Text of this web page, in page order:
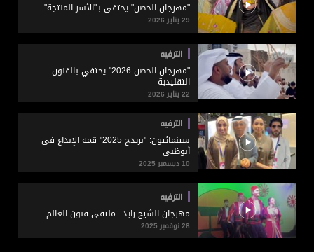
"مهرجان الحصن" يحتفي بـ"الأسر المنتجة"
29 يناير 2026
الترفيه
"مهرجان الحصن 2026" يحتفي بالفنون
التقليدية
22 يناير 2026
الترفيه
سينمائيون: "بريدج 2025" قمة الإبداع في
أبوظبي
10 ديسمبر 2025
الترفيه
مهرجان الشيخ زايد.. ملتقى فنون العالم
28 نوفمبر 2025